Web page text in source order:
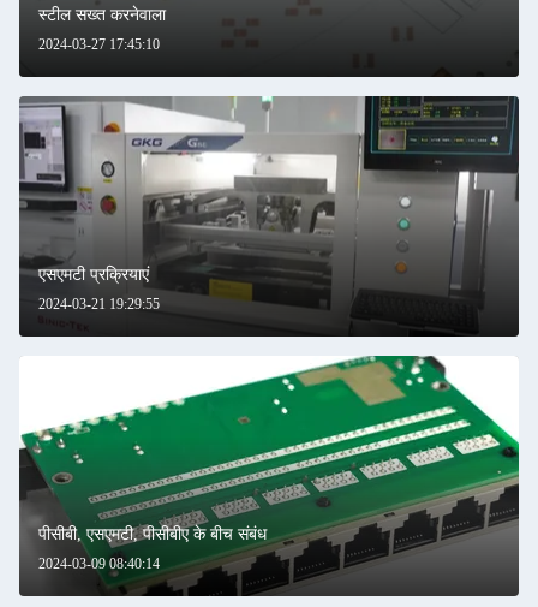
2024-03-27 17:45:10
स्टील सख्त करनेवाला
2024-03-21 19:29:55
एसएमटी प्रक्रियाएं
2024-03-09 08:40:14
पीसीबी, एसएमटी, पीसीबीए के बीच संबंध